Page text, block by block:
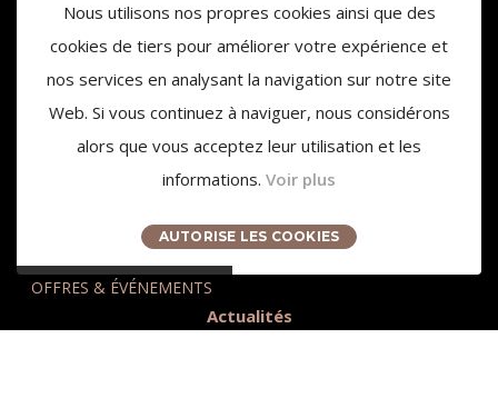
OFFRES & ÉVÉNEMENTS
Nous utilisons nos propres cookies ainsi que des
cookies de tiers pour améliorer votre expérience et
nos services en analysant la navigation sur notre site
Web. Si vous continuez à naviguer, nous considérons
alors que vous acceptez leur utilisation et les
informations. Voir plus
AUTORISE LES COOKIES
3959 Route des Pinchinats
contact@chateaudelagaude.com
+33 (0)4 84 930 930
Actualités